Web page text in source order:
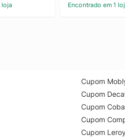
loja Encontrado em 1
Cupom
Cupom
Cupom
Cupom
Cupom